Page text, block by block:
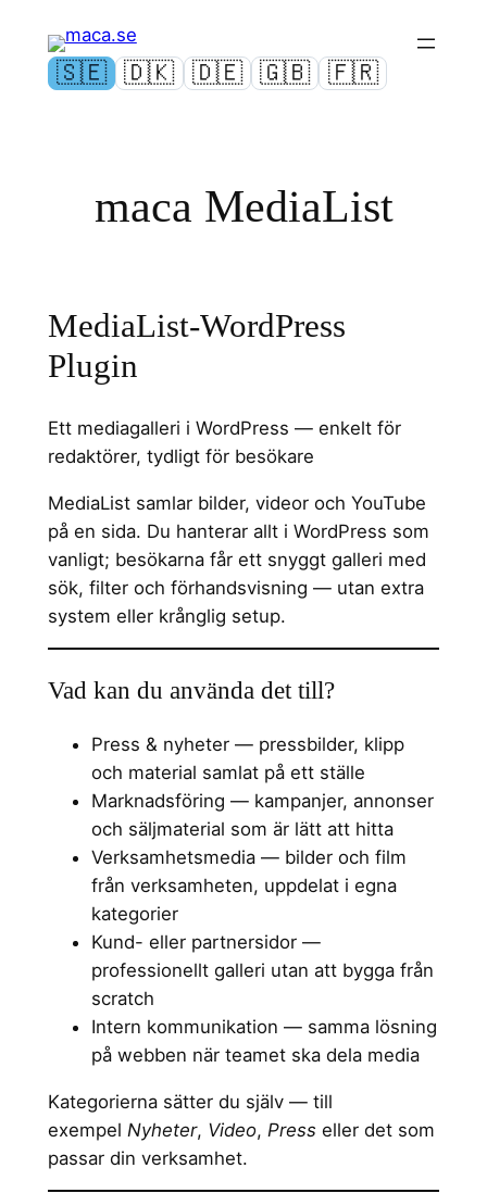
innehåll🇸🇪
Swedish🇩🇰
Danish 🇩🇪
German🇬🇧
English 🇫🇷
French
maca MediaList
MediaList-WordPress
Plugin
Ett mediagalleri i WordPress — enkelt för
redaktörer, tydligt för besökare
MediaList samlar bilder, videor och YouTube
på en sida. Du hanterar allt i WordPress som
vanligt; besökarna får ett snyggt galleri med
sök, filter och förhandsvisning — utan extra
system eller krånglig setup.
Vad kan du använda det till?
Press & nyheter — pressbilder, klipp
och material samlat på ett ställe
Marknadsföring — kampanjer, annonser
och säljmaterial som är lätt att hitta
Verksamhetsmedia — bilder och film
från verksamheten, uppdelat i egna
kategorier
Kund- eller partnersidor —
professionellt galleri utan att bygga från
scratch
Intern kommunikation — samma lösning
på webben när teamet ska dela media
Kategorierna sätter du själv — till
exempel Nyheter, Video, Press eller det som
passar din verksamhet.